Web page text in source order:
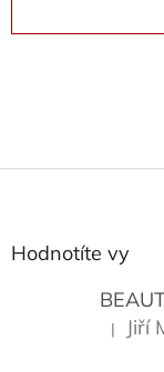
Z
Hodnotíte vy
| Jiří